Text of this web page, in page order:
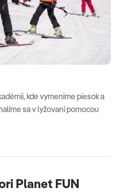
kde vymeníme piesok a
sa v lyžovaní pomocou
Planet FUN